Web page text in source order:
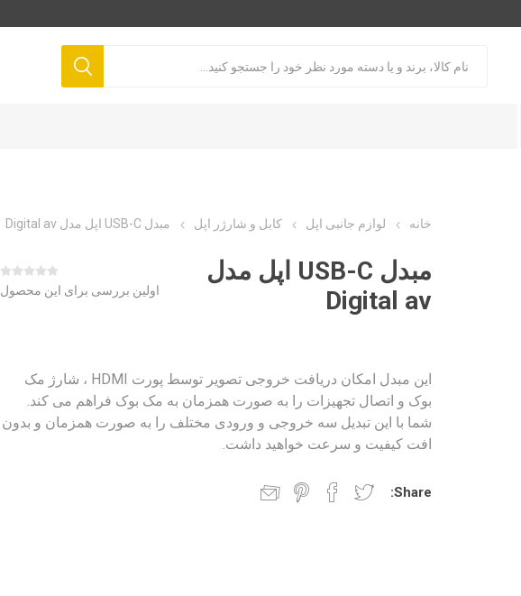
خانه لوازم جانبی اپل کابل و شارژر اپل مبدل USB-C اپل مدل Digital av
مبدل USB-C اپل مدل
Digital av
اولین بررسی برای این محصول
این مبدل امکان دریافت خروجی تصویر توسط پورت HDMI ، شارژ مک
بوک و اتصال تجهیزات را به صورت همزمان به مک بوک فراهم می کند.
شما با این تبدیل سه خروجی و ورودی مختلف را به صورت همزمان و بدون
افت کیفیت و سرعت خواهید داشت.
Share: